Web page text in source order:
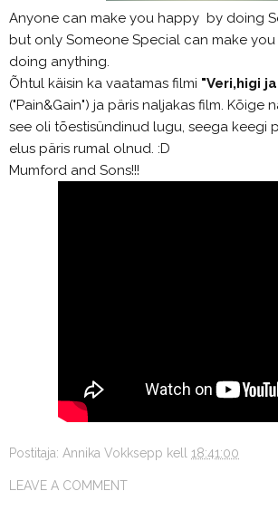
Anyone can make you happy by doing
but only Someone Special can make
doing anything.
Õhtul käisin ka vaatamas filmi "Veri,higi
("Pain&Gain") ja päris naljakas film. Kõige
see oli tõestisündinud lugu, seega keegi
elus päris rumal olnud. :D
Mumford and Sons!!!
Postitaja: Annika Vokksepp kell 18:41:00
LEAVE A COMMENT